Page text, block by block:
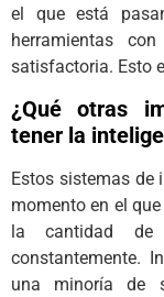
el que está
herramientas
satisfactoria. Esto
¿Qué otras
tener la
Estos sistemas de
momento en el
la cantidad
constantemente.
una minoría de